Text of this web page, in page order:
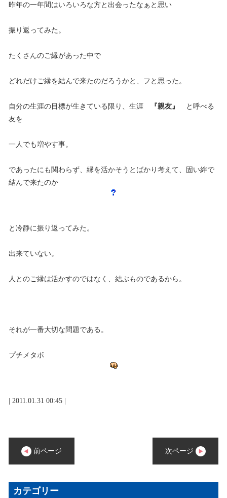
昨年の一年間はいろいろな方と出会ったなぁと思い
振り返ってみた。
たくさんのご縁があった中で
どれだけご縁を結んで来たのだろうかと、フと思った。
自分の生涯の目標が生きている限り、生涯『親友』
と呼べる
友を
一人でも増やす事。
であったにも関わらず、縁を活かそうとばかり考えて、固い絆で
結んで来たのか
と冷静に振り返ってみた。
出来ていない。
人とのご縁は活かすのではなく、結ぶものであるから。
それが一番大切な問題である。
プチメタボ
| 2011.01.31 00:45 |
前ページ 次ページ
カテゴリー